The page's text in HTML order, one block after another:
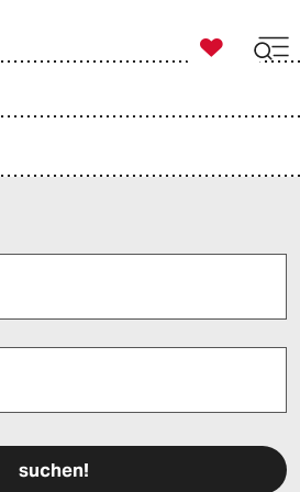

taz zahl ich